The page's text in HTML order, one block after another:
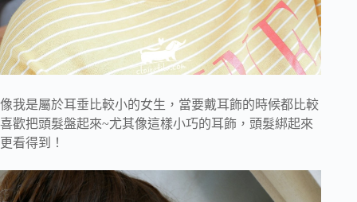
像我是屬於耳垂比較小的女生，當要戴耳飾的時候都比較
喜歡把頭髮盤起來~尤其像這樣小巧的耳飾，頭髮綁起來
更看得到！